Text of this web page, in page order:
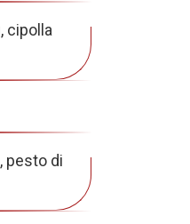
cipolla
pesto di